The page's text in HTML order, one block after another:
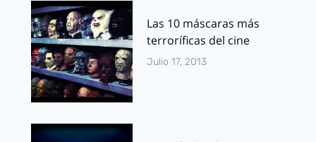
Las 10 máscaras más
terroríficas del cine
Julio 17, 2013